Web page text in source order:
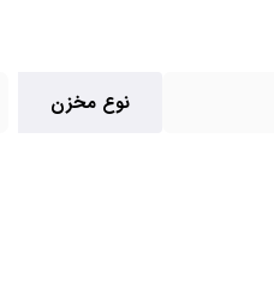
نوع مخزن